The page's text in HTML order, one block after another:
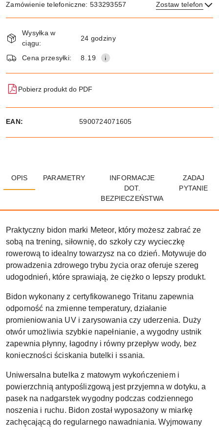
Zamówienie telefoniczne: 533293557 Zostaw telefon
i
dostawa
Wysyłka w
ciągu:
24 godziny
Cena przesyłki: 8.19
Pobierz produkt do PDF
EAN: 5900724071605
OPIS PARAMETRY
INFORMACJE
DOT.
BEZPIECZEŃSTWA
ZADAJ
PYTANIE
Praktyczny bidon marki Meteor, który możesz zabrać ze
sobą na trening, siłownię, do szkoły czy wycieczkę
rowerową to idealny towarzysz na co dzień. Motywuje do
prowadzenia zdrowego trybu życia oraz oferuje szereg
udogodnień, które sprawiają, że ciężko o lepszy produkt.
Bidon wykonany z certyfikowanego Tritanu zapewnia
odporność na zmienne temperatury, działanie
promieniowania UV i zarysowania czy uderzenia. Duży
otwór umożliwia szybkie napełnianie, a wygodny ustnik
zapewnia płynny, łagodny i równy przepływ wody, bez
konieczności ściskania butelki i ssania.
Uniwersalna butelka z matowym wykończeniem i
powierzchnią antypoślizgową jest przyjemna w dotyku, a
pasek na nadgarstek wygodny podczas codziennego
noszenia i ruchu. Bidon został wyposażony w miarkę
zachęcającą do regularnego nawadniania. Wyjmowany